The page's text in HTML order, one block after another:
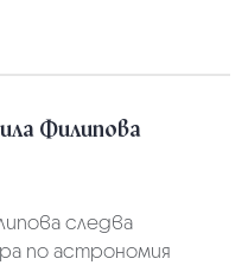
Филипова
следва
по астрономия